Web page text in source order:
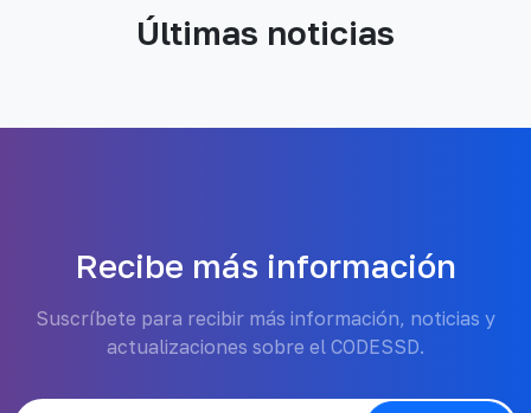
Últimas noticias
Recibe más información
Suscríbete para recibir más información, noticias y
actualizaciones sobre el CODESSD.